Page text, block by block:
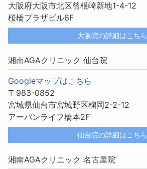
大阪府大阪市北区曾根崎新地1-4-12
桜橋プラザビル6F
大阪院の詳細はこちら
湘南AGAクリニック 仙台院
Googleマップはこちら
〒983-0852
宮城県仙台市宮城野区榴岡2-2-12
アーバンライフ橋本2F
仙台院の詳細はこちら
湘南AGAクリニック 名古屋院